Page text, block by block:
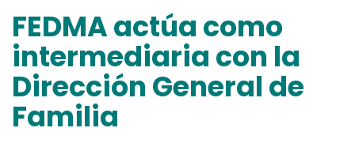
FEDMA actúa como
intermediaria con la
Dirección General de
Familia